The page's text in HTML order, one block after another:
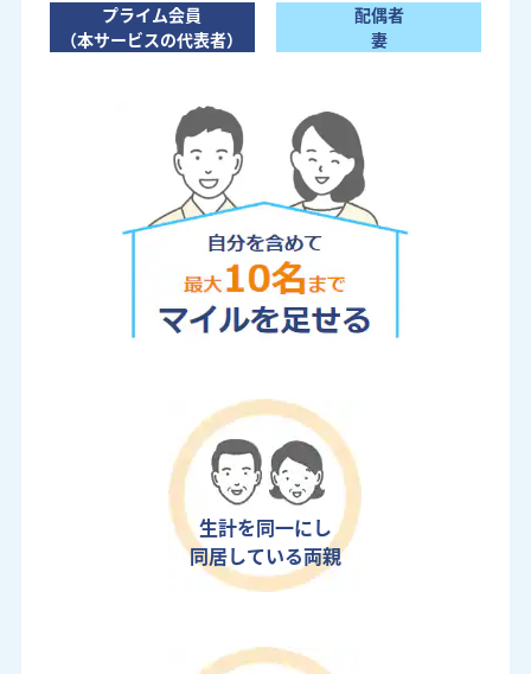
プライム会員
（本サービスの代表者）
配偶者
妻
生計を同一にし
同居している両親